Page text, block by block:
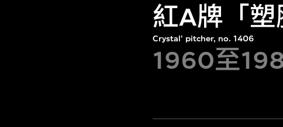
紅A牌「
Crystal' pitcher, no. 1406
1960至